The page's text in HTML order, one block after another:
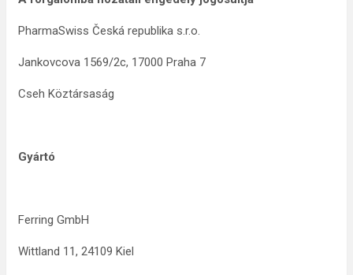
PharmaSwiss Česká republika s.r.o.
Jankovcova 1569/2c, 17000 Praha 7
Cseh Köztársaság
Gyártó
Ferring GmbH
Wittland 11, 24109 Kiel